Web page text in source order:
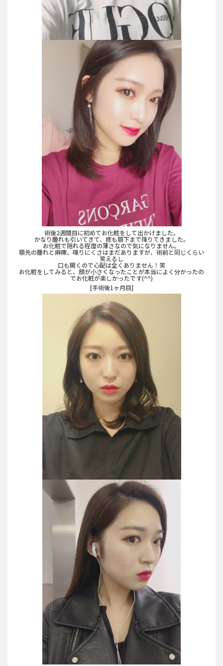
術後2週間目に初めてお化粧をして出かけました。
かなり腫れも引いてきて、痣も顎下まで降りてきました。
お化粧で隠れる程度の薄さなので気になりません。
顎先の腫れと麻痺、喋りにくさはまだありますが、術前と同じくらい
笑えるし
口も開くので心配は全くありません！笑
お化粧をしてみると、顔が小さくなったことが本当によく分かったの
でお化粧が楽しかったです(^^)
[手術後1ヶ月目]